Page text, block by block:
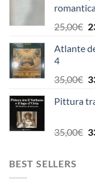
25,00€ Il
Atlante
4
35,00€ Il
Pittura
35,00€ Il
BEST SELLERS